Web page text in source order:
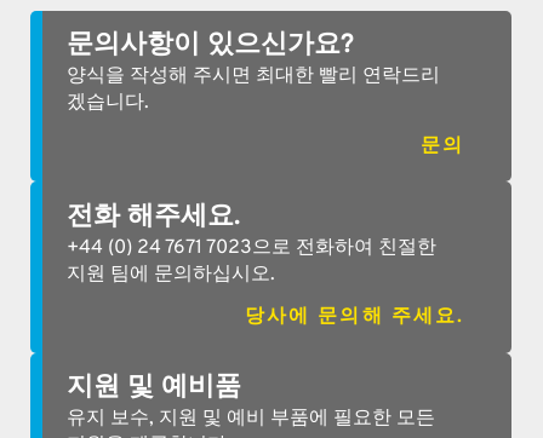
문의사항이 있으신가요?
양식을 작성해 주시면 최대한 빨리 연락드리
겠습니다.
문의
전화 해주세요.
+44 (0) 24 7671 7023으로 전화하여 친절한
지원 팀에 문의하십시오.
당사에 문의해 주세요.
지원 및 예비품
유지 보수, 지원 및 예비 부품에 필요한 모든